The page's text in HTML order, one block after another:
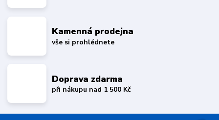
Kamenná prodejna
vše si prohlédnete
Doprava zdarma
při nákupu nad 1 500 Kč